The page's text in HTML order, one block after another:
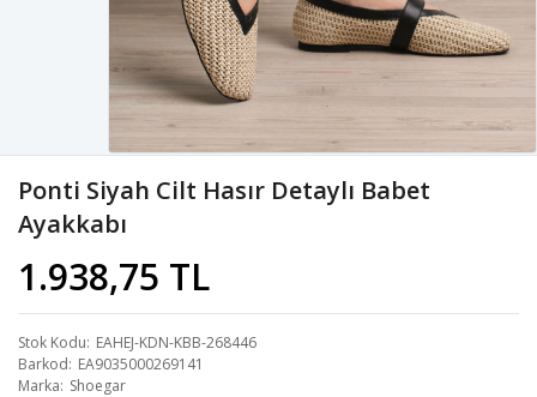
Ponti Siyah Cilt Hasır Detaylı Babet
Ayakkabı
1.938,75 TL
Stok Kodu EAHEJ-KDN-KBB-268446
Barkod EA9035000269141
Marka Shoegar